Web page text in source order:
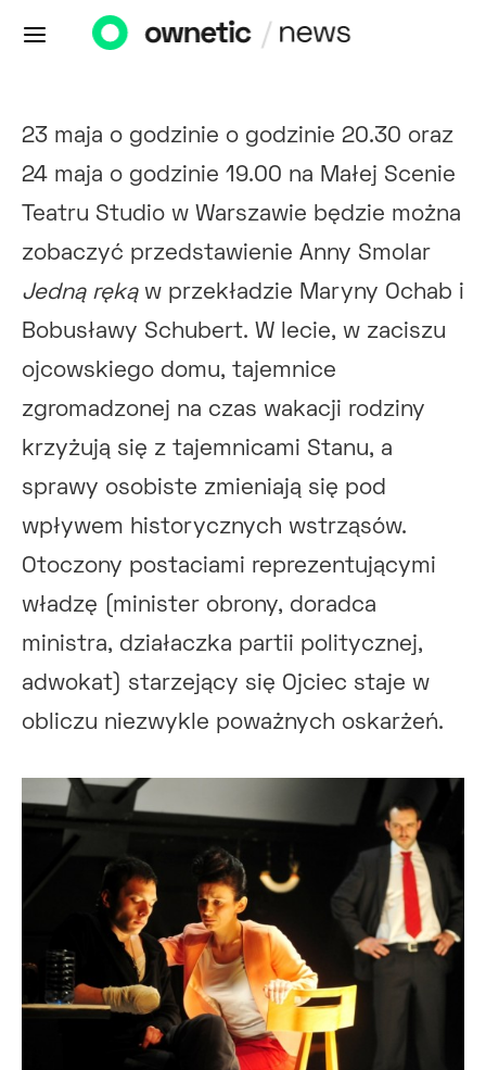
23 maja o godzinie o godzinie 20.30 oraz
24 maja o godzinie 19.00 na Małej Scenie
Teatru Studio w Warszawie będzie można
zobaczyć przedstawienie Anny Smolar
Jedną rękąw przekładzie Maryny Ochab i
Bobusławy Schubert. W lecie, w zaciszu
ojcowskiego domu, tajemnice
zgromadzonej na czas wakacji rodziny
krzyżują się z tajemnicami Stanu, a
sprawy osobiste zmieniają się pod
wpływem historycznych wstrząsów.
Otoczony postaciami reprezentującymi
władzę (minister obrony, doradca
ministra, działaczka partii politycznej,
adwokat) starzejący się Ojciec staje w
obliczu niezwykle poważnych oskarżeń.